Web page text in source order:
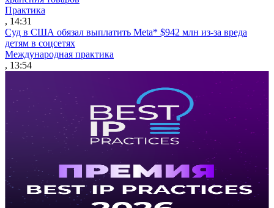
Практика
, 14:31
Суд в США обязал выплатить Meta* $942 млн из-за вреда
детям в соцсетях
Международная практика
, 13:54